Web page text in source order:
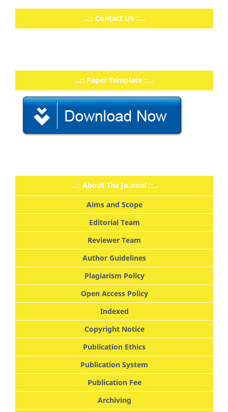
..:: Contact Us ::..
..:: Paper Template ::..
..:: About The Journal ::..
Aims and Scope
Editorial Team
Reviewer Team
Author Guidelines
Plagiarism Policy
Open Access Policy
Indexed
Copyright Notice
Publication Ethics
Publication System
Publication Fee
Archiving